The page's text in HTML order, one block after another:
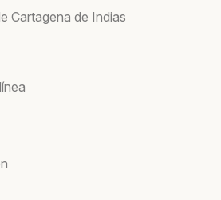
Cartagena de Indias